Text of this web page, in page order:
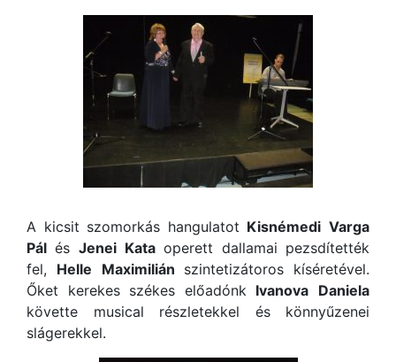
A kicsit szomorkás hangulatot Kisnémedi Varga
Pál és Jenei Kata operett dallamai pezsdítették
fel, Helle Maximilián szintetizátoros kíséretével.
Őket kerekes székes előadónk Ivanova Daniela
követte musical részletekkel és könnyűzenei
slágerekkel.